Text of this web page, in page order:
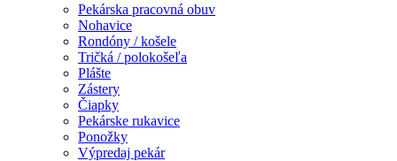
Pekárska pracovná obuv
Nohavice
Rondóny / košele
Tričká / polokošeľa
Plášte
Zástery
Čiapky
Pekárske rukavice
Ponožky
Výpredaj pekár